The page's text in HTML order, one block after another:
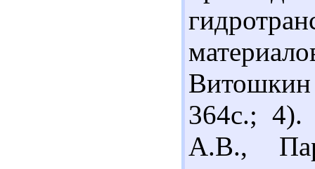
Витошкин
364с.; 4).
А.В.,